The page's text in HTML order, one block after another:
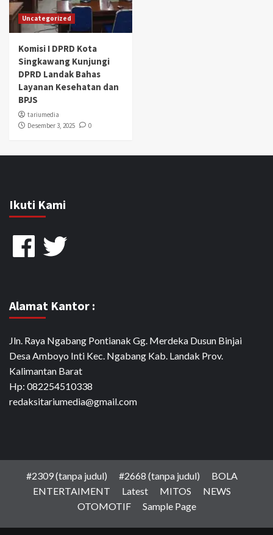
Uncategorized
Komisi I DPRD Kota
Singkawang Kunjungi
DPRD Landak Bahas
Layanan Kesehatan dan
BPJS
tariumedia
Desember 3, 2025
0
Ikuti Kami
FacebookTwitter
Alamat Kantor :
Jln. Raya Ngabang Pontianak Gg. Merdeka Dusun Binjai
Desa Amboyo Inti Kec. Ngabang Kab. Landak Prov.
Kalimantan Barat
Hp: 082254510338
redaksitariumedia@gmail.com
#2309 (tanpa judul) #2668 (tanpa judul)
BOLA
ENTERTAIMENT
Latest MITOS
NEWS
OTOMOTIF
Sample Page